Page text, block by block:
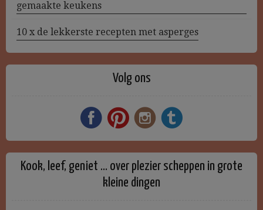
gemaakte keukens
10 x de lekkerste recepten met asperges
Volg ons
Kook, leef, geniet … over plezier scheppen in grote
kleine dingen